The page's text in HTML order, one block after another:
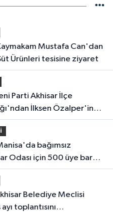
Ürünleri tesisine ziyaret
İlksen Özalper'in
alınmasına tepki
Odası için 500 üye barajı
toplantısını